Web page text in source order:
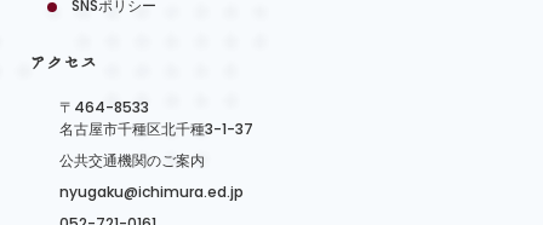
SNSポリシー
アクセス
〒464-8533
名古屋市千種区北千種3-1-37
公共交通機関のご案内
nyugaku@ichimura.ed.jp